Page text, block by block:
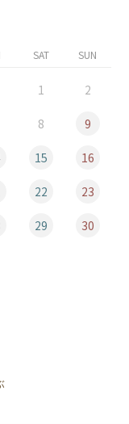
SAT SUN
1 2
8 9
15 16
22 23
29 30